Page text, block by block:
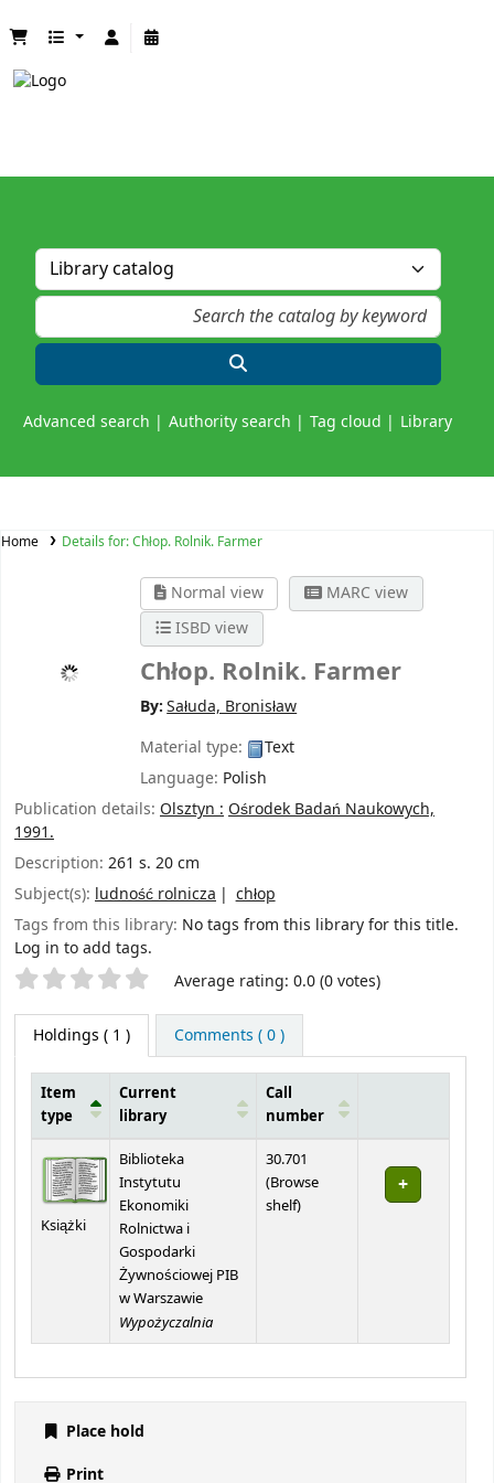
Advanced search Authority search Tag cloud Library
Home Details for:Chłop. Rolnik. Farmer
Normal view
MARC view
ISBD view
Chłop. Rolnik. Farmer
By:Sałuda, Bronisław
Material type:
Text
Language: Polish
Publication details: Olsztyn :Ośrodek Badań Naukowych,
1991.
Description: 261 s. 20 cm
Subject(s): ludność rolnicza
chłop
Tags from this library: No tags from this library for this title.
Log in to add tags.
Star ratings Average rating: 0.0 (0 votes)
Holdings ( 1 ) Comments ( 0 )
Item
type
Current
library
Call
number
Książki
Biblioteka
Instytutu
Ekonomiki
Rolnictwa i
Gospodarki
Żywnościowej PIB
w Warszawie
Wypożyczalnia
30.701
(Browse
shelf(Opens below)
)
Place hold
Print